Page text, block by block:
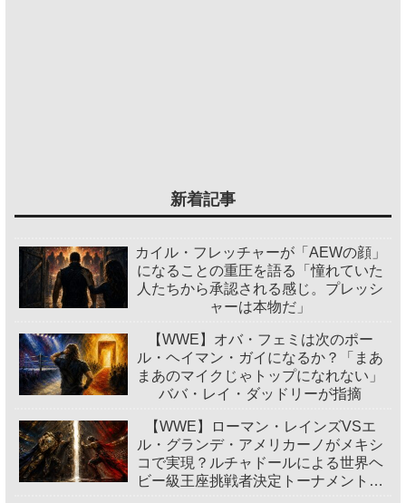
新着記事
カイル・フレッチャーが「AEWの顔」
になることの重圧を語る「憧れていた
人たちから承認される感じ。プレッシ
ャーは本物だ」
【WWE】オバ・フェミは次のポー
ル・ヘイマン・ガイになるか？「まあ
まあのマイクじゃトップになれない」
ババ・レイ・ダッドリーが指摘
【WWE】ローマン・レインズVSエ
ル・グランデ・アメリカーノがメキシ
コで実現？ルチャドールによる世界ヘ
ビー級王座挑戦者決定トーナメント開